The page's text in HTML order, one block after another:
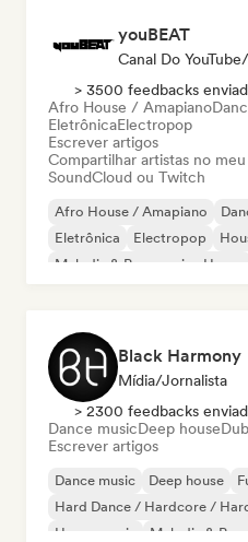
youBEAT
Canal Do
> 3500 feedbacks
Afro House / Amapiano
EletrônicaElectropop
Escrever artigos
Compartilhar artistas no meu
SoundCloud ou Twitch
Afro House / Amapiano
Eletrônica
Electropop
Melodic & Progressive House
Black Harmony
Mídia/Jornalista
> 2300 feedbacks
Dance musicDeep house
Escrever artigos
Dance music Deep house
Hard Dance / Hardcore /
House music
Melodic &